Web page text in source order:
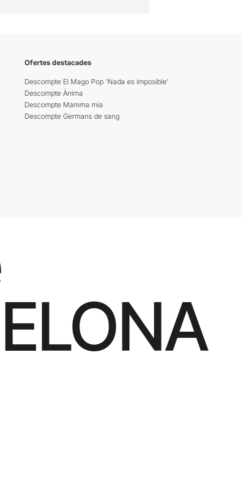
Ofertes destacades
Descompte El Mago Pop 'Nada es imposible'
Descompte Ànima
Descompte Mamma mia
Descompte Germans de sang